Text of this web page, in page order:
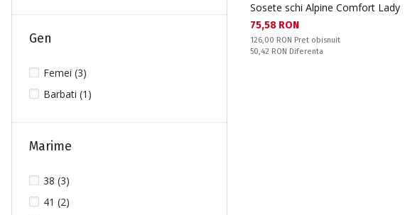
Gen
Femei (3)
Barbati (1)
Marime
38 (3)
41 (2)
Sosete schi Alpine Comfort Lady
Текуща цена:
75,58 RON
Pret obisnuit:
126,00 RON Pret obisnuit
Спестявате:
50,42 RON Diferenta